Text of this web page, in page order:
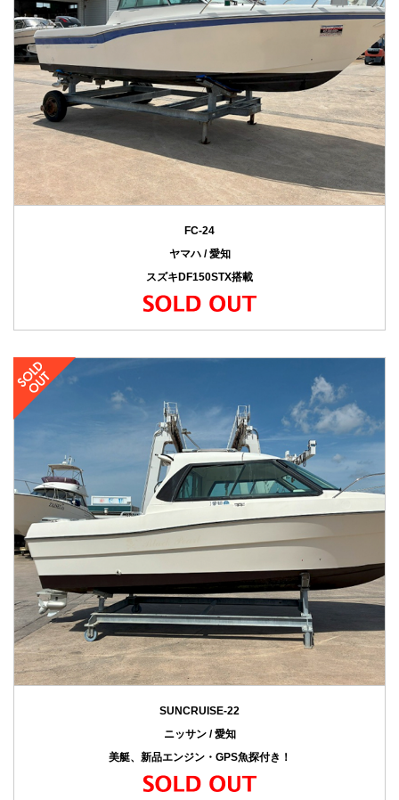
FC-24
ヤマハ / 愛知
スズキDF150STX搭載
SUNCRUISE-22
ニッサン / 愛知
美艇、新品エンジン・GPS魚探付き！